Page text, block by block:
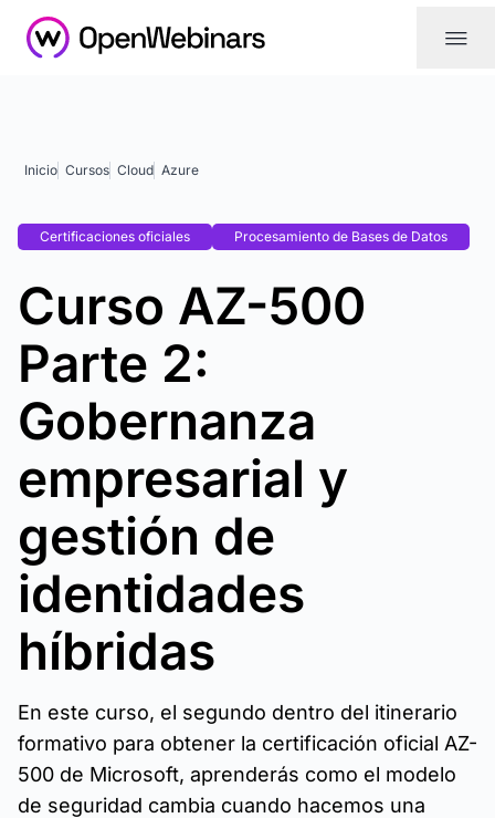
|||
Inicio Cursos Cloud Azure
Certificaciones oficiales Procesamiento de Bases de Datos
Curso AZ-500
Parte 2:
Gobernanza
empresarial y
gestión de
identidades
híbridas
En este curso, el segundo dentro del itinerario
formativo para obtener la certificación oficial AZ-
500 de Microsoft, aprenderás como el modelo
de seguridad cambia cuando hacemos una